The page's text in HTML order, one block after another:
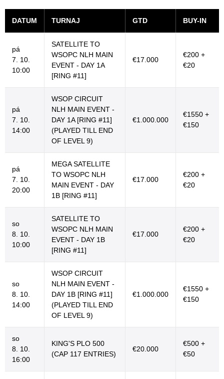
DATUM TURNAJ GTD BUY-IN
pá
7. 10.
10:00
SATELLITE TO
WSOPC NLH MAIN
EVENT - DAY 1A
[RING #11]
€17.000
€200 +
€20
pá
7. 10.
14:00
WSOP CIRCUIT
NLH MAIN EVENT -
DAY 1A [RING #11]
(PLAYED TILL END
OF LEVEL 9)
€1.000.000
€1550 +
€150
pá
7. 10.
20:00
MEGA SATELLITE
TO WSOPC NLH
MAIN EVENT - DAY
1B [RING #11]
€17.000
€200 +
€20
so
8. 10.
10:00
SATELLITE TO
WSOPC NLH MAIN
EVENT - DAY 1B
[RING #11]
€17.000
€200 +
€20
so
8. 10.
14:00
WSOP CIRCUIT
NLH MAIN EVENT -
DAY 1B [RING #11]
(PLAYED TILL END
OF LEVEL 9)
€1.000.000
€1550 +
€150
so
8. 10.
16:00
KING'S PLO 500
(CAP 117 ENTRIES)
€20.000
€500 +
€50